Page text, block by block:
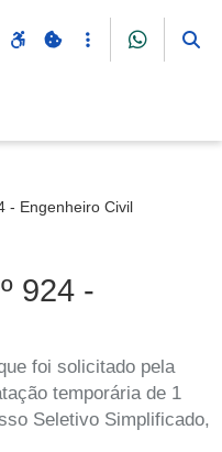
- Engenheiro Civil
924 -
foi solicitado pela
temporária de 1
Seletivo Simplificado,